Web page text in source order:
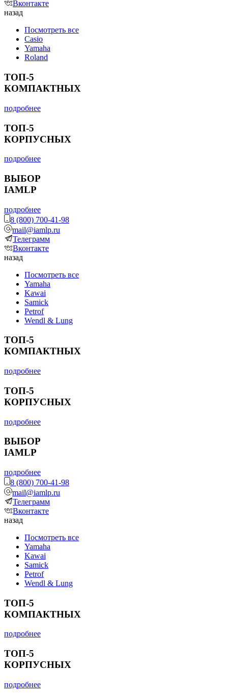
Вконтакте
назад
Посмотреть все
Casio
Yamaha
Roland
ТОП-5
КОМПАКТНЫХ
подробнее
ТОП-5
КОРПУСНЫХ
подробнее
ВЫБОР
IAMLP
подробнее
8 (800) 700-41-98
mail@iamlp.ru
Телеграмм
Вконтакте
назад
Посмотреть все
Yamaha
Kawai
Samick
Petrof
Wendl & Lung
ТОП-5
КОМПАКТНЫХ
подробнее
ТОП-5
КОРПУСНЫХ
подробнее
ВЫБОР
IAMLP
подробнее
8 (800) 700-41-98
mail@iamlp.ru
Телеграмм
Вконтакте
назад
Посмотреть все
Yamaha
Kawai
Samick
Petrof
Wendl & Lung
ТОП-5
КОМПАКТНЫХ
подробнее
ТОП-5
КОРПУСНЫХ
подробнее